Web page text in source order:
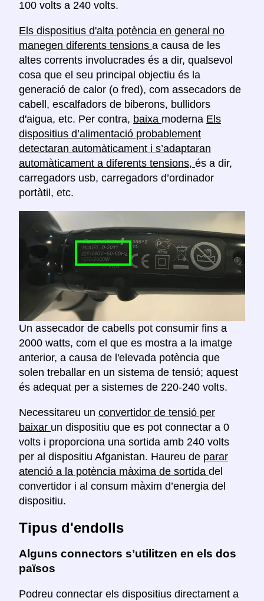
100 volts a 240 volts.
Els dispositius d'alta potència en general no
manegen diferents tensions a causa de les
altes corrents involucrades és a dir, qualsevol
cosa que el seu principal objectiu és la
generació de calor (o fred), com assecadors de
cabell, escalfadors de biberons, bullidors
d'aigua, etc. Per contra, baixa moderna Els
dispositius d’alimentació probablement
detectaran automàticament i s’adaptaran
automàticament a diferents tensions, és a dir,
carregadors usb, carregadors d’ordinador
portàtil, etc.
Un assecador de cabells pot consumir fins a
2000 watts, com el que es mostra a la imatge
anterior, a causa de l'elevada potència que
solen treballar en un sistema de tensió; aquest
és adequat per a sistemes de 220-240 volts.
Necessitareu un convertidor de tensió per
baixar un dispositiu que es pot connectar a 0
volts i proporciona una sortida amb 240 volts
per al dispositiu Afganistan. Haureu de parar
atenció a la potència màxima de sortida del
convertidor i al consum màxim d’energia del
dispositiu.
Tipus d'endolls
Alguns connectors s’utilitzen en els dos
països
Podreu connectar els dispositius directament a